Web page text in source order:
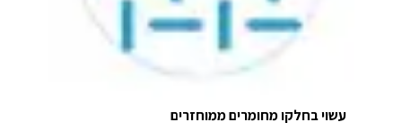
עשוי בחלקו מחומרים ממוחזרים